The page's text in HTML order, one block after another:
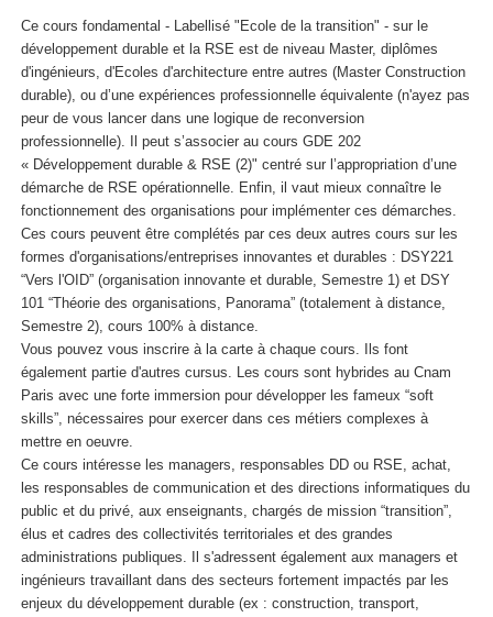
é
c
o
l
o
g
i
q
u
e
s
Ce cours fondamental - Labellisé "Ecole de la transition" - sur le
développement durable et la RSE est de niveau Master, diplômes
d'ingénieurs, d'Ecoles d'architecture entre autres (Master Construction
durable), ou d’une expériences professionnelle équivalente (n'ayez pas
peur de vous lancer dans une logique de reconversion
professionnelle). Il peut s’associer au cours GDE 202
« Développement durable & RSE (2)" centré sur l’appropriation d’une
démarche de RSE opérationnelle. Enfin, il vaut mieux connaître le
fonctionnement des organisations pour implémenter ces démarches.
Ces cours peuvent être complétés par ces deux autres cours sur les
formes d'organisations/entreprises innovantes et durables : DSY221
“Vers l'OID” (organisation innovante et durable, Semestre 1) et DSY
101 “Théorie des organisations, Panorama” (totalement à distance,
Semestre 2), cours 100% à distance.
Vous pouvez vous inscrire à la carte à chaque cours. Ils font
également partie d'autres cursus. Les cours sont hybrides au Cnam
Paris avec une forte immersion pour développer les fameux “soft
skills”, nécessaires pour exercer dans ces métiers complexes à
mettre en oeuvre.
Ce cours intéresse les managers, responsables DD ou RSE, achat,
les responsables de communication et des directions informatiques du
public et du privé, aux enseignants, chargés de mission “transition”,
élus et cadres des collectivités territoriales et des grandes
administrations publiques. Il s'adressent également aux managers et
ingénieurs travaillant dans des secteurs fortement impactés par les
enjeux du développement durable (ex : construction, transport,